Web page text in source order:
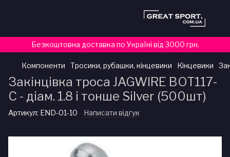
Безкоштовна доставка по Україні від 3000 грн.
Компоненти Тросики, рубашки, кінцевики Кінцевики
Закінцівка троса JAGWIRE BOT117-
C - діам. 1.8 і тонше Silver (500шт)
Артикул: END-01-10 Написати відгук